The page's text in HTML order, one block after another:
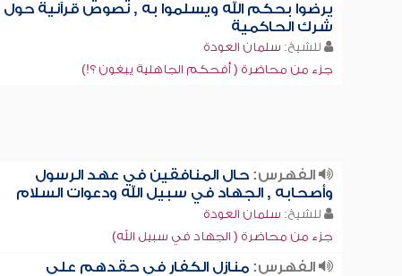
يرضوا بحكم الله ويسلموا به , نصوص قرآنية حول
شرك الحاكمية
للشيخ: سلمان العودة
جزء من محاضرة ( أفحكم الجاهلية يبغون ؟!)
الفهرس:حال المنافقين في عهد الرسول
وأصحابه , الجهاد في سبيل الله ودعوات السلام
للشيخ: سلمان العودة
جزء من محاضرة ( الجهاد في سبيل الله)
الفهرس:منازل الكفار في حقدهم على